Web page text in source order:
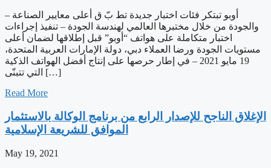
– أوبو تبتكر فئات اختبار جديدة تط بّ ق أعلى معايير الصناعة
والجودة من خلال مختبرها العالمي لهندسة الجودة – تنفيذ إجراءات
اختبار متكاملة على هواتف “أوبو” قبل إطلاقها لضمان أعلى
مستويات الجودة ورضا العملاء دبي، دولة الإمارات العربية المتحدة،
19 مايو 2021 – في إطار حرصها على إنتاج أفضل الهواتف الذكية
التي تتبنّى […]
Read More
الإغلاق الناجح للإصدار الرابع من برنامج الوكالة بالاستثمار
الموافق للشريعة الإسلامية
May 19, 2021